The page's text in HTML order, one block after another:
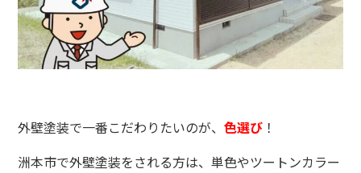
外壁塗装で一番こだわりたいのが、色選び ！
洲本市で外壁塗装をされる方は、単色やツートンカラー